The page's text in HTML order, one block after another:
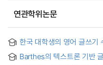
연관학위논문
한국 대학생의 영어 글쓰기
University Students'
Barthes의 텍스트론 기반